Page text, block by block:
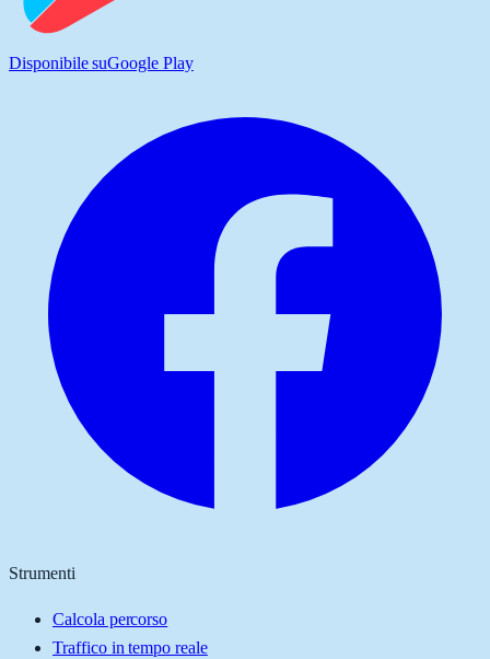
Disponibile suGoogle Play
Strumenti
Calcola percorso
Traffico in tempo reale